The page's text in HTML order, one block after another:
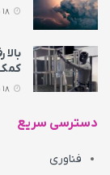
کمک
دسترسی سریع
فناوری